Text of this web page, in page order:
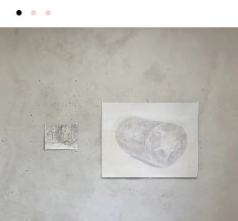
2024
2024
Lecture-performance 2024
2023
• • •